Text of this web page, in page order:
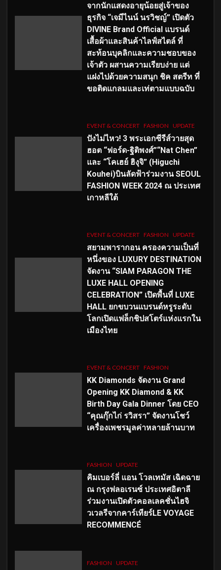
จากนักแสดงอายุน้อยสู่เจ้าของ
ธุรกิจ “เจมีไนน์ นรวิชญ์” เปิดตัว
DIVINE Brand Official แบรนด์
เสื้อผ้าและสินค้าไลฟ์สไตล์ ที่
สะท้อนบุคลิกและความชอบของ
เจ้าตัว ผสานความเรียบง่าย แต่
แฝงไปด้วยความสนุก ชิค สตรีท ที่
ขอติดแกลมและเท่ตามแบบฉบับ
EVENT & CONCERT FASHION UPDATE
ปังไม่ไหว! 3 พระเอกซีรีส์วายสุด
ฮอต “ฟอร์ด-ฐิติพงศ์”“Nat Chen”
และ “โคเฮย์ ฮิงุจิ” (Higuchi
Kouhei)บินลัดฟ้าร่วมงาน SEOUL
FASHION WEEK 2024 ณ ประเทศ
เกาหลีใต้
EVENT & CONCERT FASHION UPDATE
สยามพารากอน ครองความเป็นที่
หนึ่งของ LUXURY DESTINATION
จัดงาน “SIAM PARAGON THE
LUXE HALL OPENING
CELEBRATION” เปิดพื้นที่ LUXE
HALL ยกขบวนแบรนด์หรูระดับ
โลกเปิดแฟล็กชิปสโตร์แห่งแรกใน
เมืองไทย
EVENT & CONCERT FASHION
KK Diamonds จัดงาน Grand
Opening KK Diamond & KK
Birth Day Gala Dinner โดย CEO
“คุณกุ๊กไก่ รวิสรา” จัดงานโชว์
เครื่องเพชรมูลค่าหลายล้านบาท
FASHION UPDATE
คิมเบอร์ลี่ แอน โวลเทมัส เฉิดฉาย
ณ กรุงฟลอเรนซ์ ประเทศอิตาลี
ร่วมงานเปิดตัวคอลเลคชั่นไฮจิ
วเวลรีจากคาร์เทียร์LE VOYAGE
RECOMMENCÉ
FASHION UPDATE